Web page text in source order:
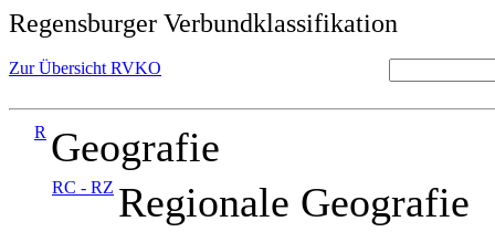
Regensburger Verbundklassifikation
Zur Übersicht RVKO
R Geografie
RC - RZ Regionale Geografie